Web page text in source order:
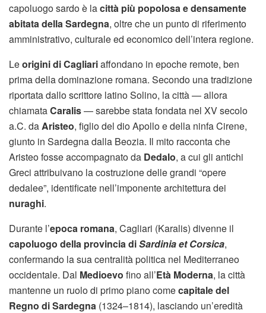
capoluogo sardo è lacittà più popolosa e densamente
abitata della Sardegna, oltre che un punto di riferimento
amministrativo, culturale ed economico dell’intera regione.
Leorigini di Cagliariaffondano in epoche remote, ben
prima della dominazione romana. Secondo una tradizione
riportata dallo scrittore latino Solino, la città — allora
chiamataCaralis— sarebbe stata fondata nel XV secolo
a.C. daAristeo, figlio del dio Apollo e della ninfa Cirene,
giunto in Sardegna dalla Beozia. Il mito racconta che
Aristeo fosse accompagnato da Dedalo, a cui gli antichi
Greci attribuivano la costruzione delle grandi “opere
dedalee”, identificate nell’imponente architettura dei
nuraghi.
Durante l’epoca romana, Cagliari (Karalis) divenne il
capoluogo della provincia diSardinia et Corsica,
confermando la sua centralità politica nel Mediterraneo
occidentale. Dal Medioevo fino all’Età Moderna, la città
mantenne un ruolo di primo piano comecapitale del
Regno di Sardegna (1324–1814), lasciando un’eredità